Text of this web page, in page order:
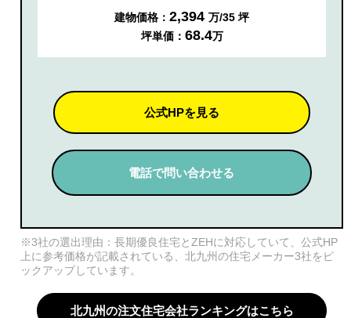
建物価格： 2,394 万/35 坪
坪単価： 68.4万
公式HPを見る
電話で問い合わせる
※3社の選出理由：長期優良住宅とZEHに対応していて、公式HP
上に参考価格が記載されている、北九州の住宅メーカー3社をピ
ックアップしています。
北九州の注文住宅会社ランキングはこちら